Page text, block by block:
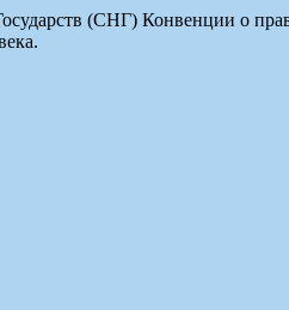
(СНГ) Конвенции о